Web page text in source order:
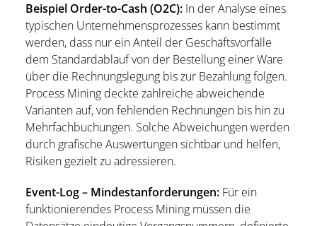
Beispiel Order-to-Cash (O2C): In der Analyse eines
typischen Unternehmensprozesses kann bestimmt
werden, dass nur ein Anteil der Geschäftsvorfälle
dem Standardablauf von der Bestellung einer Ware
über die Rechnungslegung bis zur Bezahlung folgen.
Process Mining deckte zahlreiche abweichende
Varianten auf, von fehlenden Rechnungen bis hin zu
Mehrfachbuchungen. Solche Abweichungen werden
durch grafische Auswertungen sichtbar und helfen,
Risiken gezielt zu adressieren.
Event-Log – Mindestanforderungen: Für ein
funktionierendes Process Mining müssen die